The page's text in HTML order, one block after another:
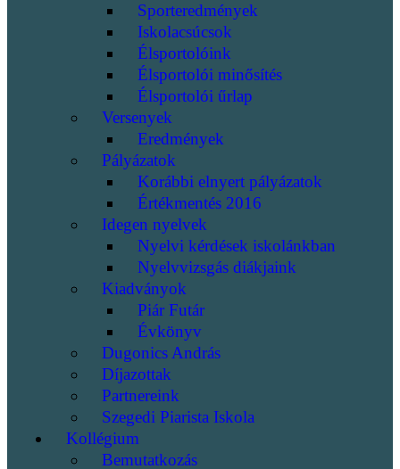
Sporteredmények
Iskolacsúcsok
Élsportolóink
Élsportolói minősítés
Élsportolói űrlap
Versenyek
Eredmények
Pályázatok
Korábbi elnyert pályázatok
Értékmentés 2016
Idegen nyelvek
Nyelvi kérdések iskolánkban
Nyelvvizsgás diákjaink
Kiadványok
Piár Futár
Évkönyv
Dugonics András
Díjazottak
Partnereink
Szegedi Piarista Iskola
Kollégium
Bemutatkozás